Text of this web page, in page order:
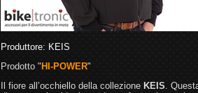
Produttore: KEIS
Prodotto " HI-POWER"
Il fiore all’occhiello della collezione KEIS.